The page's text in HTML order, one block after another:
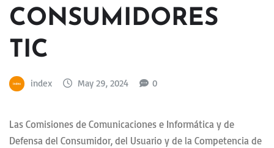
CONSUMIDORES
TIC
index May 29, 2024 0
Las Comisiones de Comunicaciones e Informática y de
Defensa del Consumidor, del Usuario y de la Competencia de